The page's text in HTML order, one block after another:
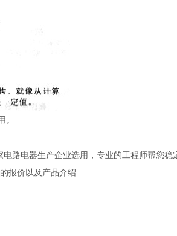
路电器生产企业选用，专业的工程师帮您稳
报价以及产品介绍